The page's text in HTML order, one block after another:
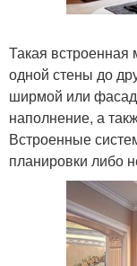
Такая встроенная
одной стены до
ширмой или
наполнение, а
Встроенные
планировки либо